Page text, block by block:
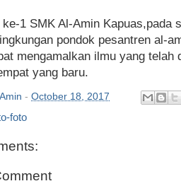
1 SMK Al-Amin Kapuas,pada
pondok pesantren al-
mengamalkan ilmu yang telah
yang baru.
- October 18, 2017
foto